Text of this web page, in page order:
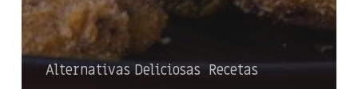
Alternativas Deliciosas Recetas